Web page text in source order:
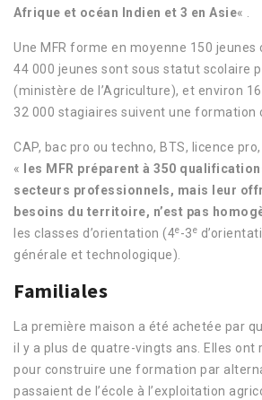
Afrique et océan Indien et 3 en Asie« .
Une MFR forme en moyenne 150 jeunes
44 000 jeunes sont sous statut scolaire
(ministère de l’Agriculture), et environ
32 000 stagiaires suivent une formation
CAP, bac pro ou techno, BTS, licence
«
les MFR préparent à 350
secteurs professionnels, mais leur
besoins du territoire, n’est pas
les classes d’orientation (4e-3e
générale et technologique).
Familiales
La première maison a été achetée par
il y a plus de quatre-vingts ans. Elles
pour construire une formation par
passaient de l’école à l’exploitation